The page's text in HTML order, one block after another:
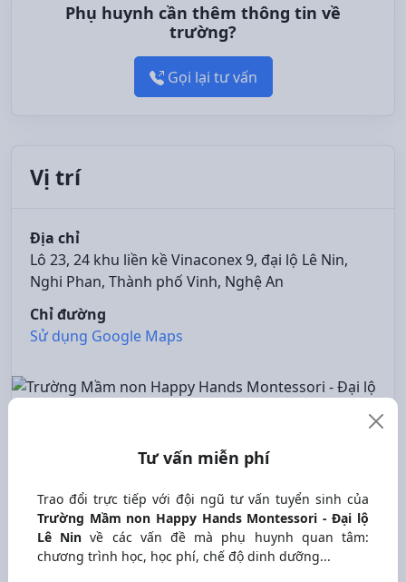
Phụ huynh cần thêm thông tin về
trường?
Gọi lại tư vấn
Vị trí
Địa chỉ
Lô 23, 24 khu liền kề Vinaconex 9, đại lộ Lê Nin,
Nghi Phan, Thành phố Vinh, Nghệ An
Chỉ đường
Sử dụng Google Maps
Tư vấn miễn phí
Trao đổi trực tiếp với đội ngũ tư vấn tuyển sinh của
Trường Mầm non Happy Hands Montessori - Đại lộ
Lê Nin về các vấn đề mà phụ huynh quan tâm:
chương trình học, học phí, chế độ dinh dưỡng...